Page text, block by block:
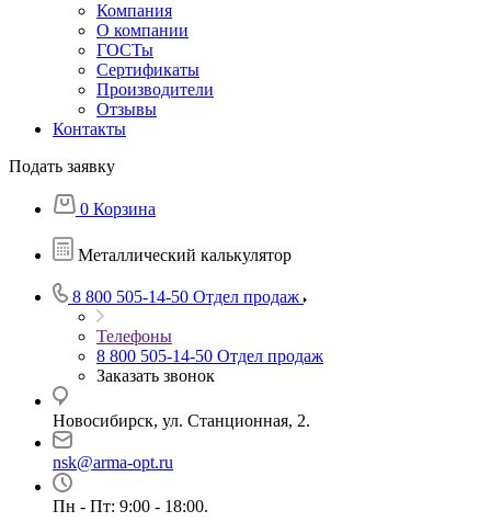
Компания
О компании
ГОСТы
Сертификаты
Производители
Отзывы
Контакты
Подать заявку
0 Корзина
Металлический калькулятор
8 800 505-14-50 Отдел продаж
Телефоны
8 800 505-14-50 Отдел продаж
Заказать звонок
Новосибирск, ул. Станционная, 2.
nsk@arma-opt.ru
Пн - Пт: 9:00 - 18:00.